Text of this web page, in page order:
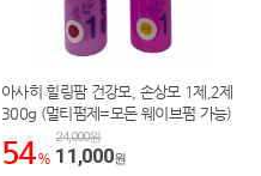
아사히 힐링팜 건강모, 손상모 1제,2제
300g (멀티펌제=모든 웨이브펌 가능)
54 %
24,000원
11,000원